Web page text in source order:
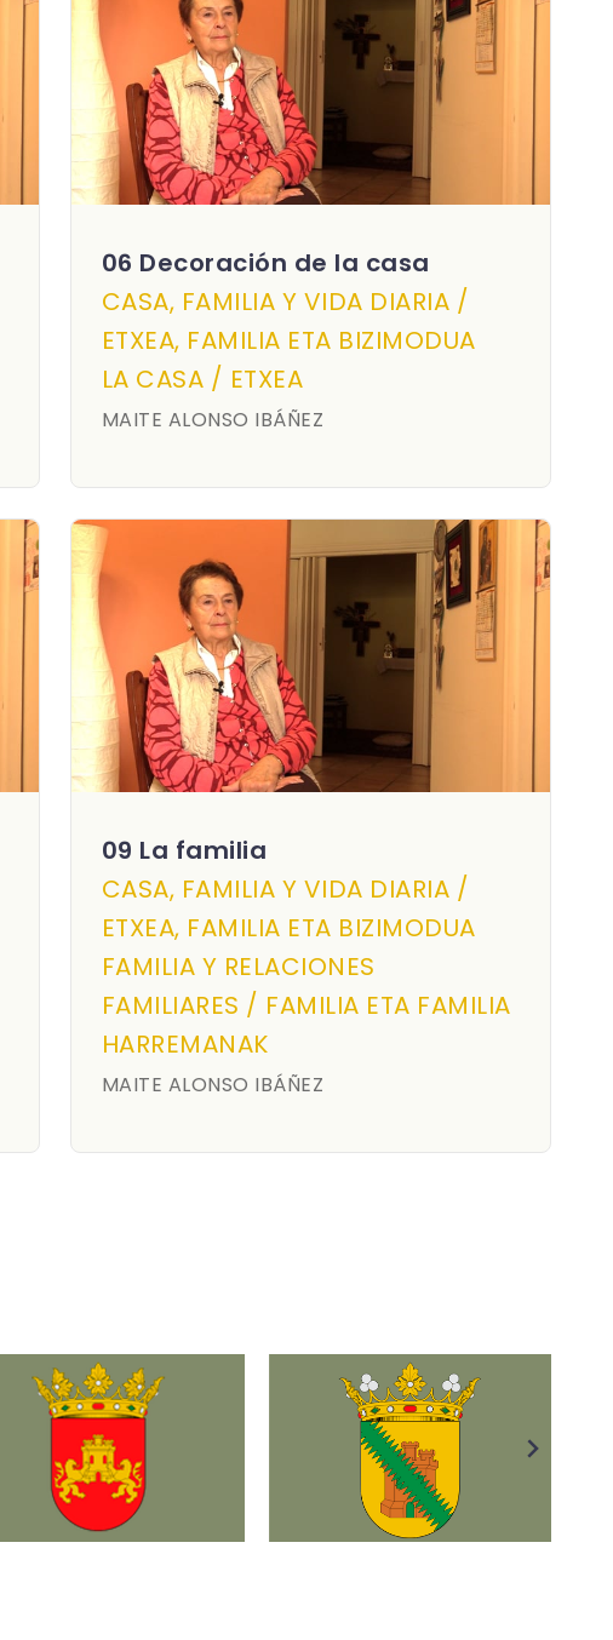
06 Decoración de la casa
CASA, FAMILIA Y VIDA DIARIA /
ETXEA, FAMILIA ETA BIZIMODUA
LA CASA / ETXEA
MAITE ALONSO IBÁÑEZ
09 La familia
CASA, FAMILIA Y VIDA DIARIA /
ETXEA, FAMILIA ETA BIZIMODUA
FAMILIA Y RELACIONES
FAMILIARES / FAMILIA ETA FAMILIA
HARREMANAK
MAITE ALONSO IBÁÑEZ